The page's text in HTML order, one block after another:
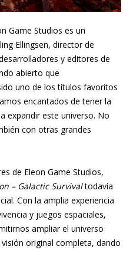
Game Studios es un
Ellingsen, director de
y editores de
abierto que
uno de los títulos favoritos
encantados de tener la
expandir este universo. No
con otras grandes
de Eleon Game Studios,
– Galactic Survivaltodavía
Con la amplia experiencia
y juegos espaciales,
ampliar el universo
original completa, dando